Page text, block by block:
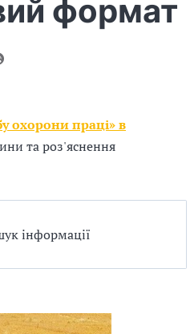
формат
охорони праці» в
та роз'яснення
інформації